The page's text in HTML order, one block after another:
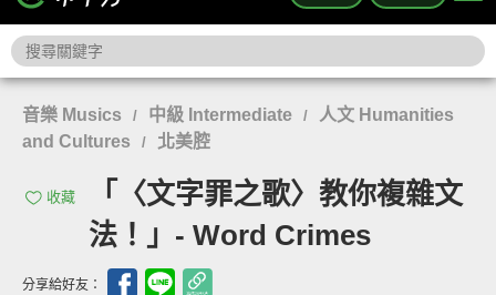
音樂 Musics / 中級 Intermediate /
人文 Humanities
and Cultures
/ 北美腔
收藏
「〈文字罪之歌〉教你複雜文
法！」- Word Crimes
分享給好友：